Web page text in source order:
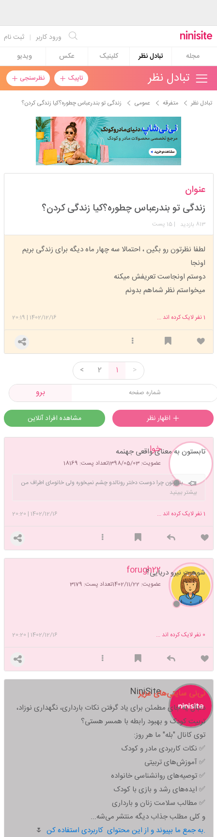
ثبت نام | ورود کاربر
مجله
تبادل نظر کلینیک عکس ویدیو
تاپیک نظرسنجی تبادل نظر
تبادل نظر متفرقه عمومی زندگی تو بندرعباس چطوره؟کیا زندگی کردن؟
عضویت: 1402/11/24 تعداد پست: 279
عنوان
زندگی تو بندرعباس چطوره؟کیا زندگی کردن؟
813 بازدید | 15 پست
لطفا نظرتون رو بگین ، احتمالا سه چهار ماه دیگه برای زندگی بریم
اونجا
دوستم اونجاست تعریفش میکنه
میخواستم نظر شماهم بدونم
1402/12/16
|
20:19 1نفر لایک کرده اند ...
>
1
2
<
برو
مشاهده افراد آنلاین
خوا
عضویت: 1398/05/03 تعداد پست: 18169
تابستون به معنای واقعی جهنمه
بنظرتون چرا دوست دختر رونالدو چشم نمیخوره ولی خانومای اطراف من
فرت فرت چشم‌میخورنبیشتر ببینید
1402/12/16
|
20:20 1نفر لایک کرده اند ...
forugh22
عضویت: 1402/11/22 تعداد پست: 3179
شوهرت نیرو دریایی؟
1402/12/16
|
20:20 0 نفر لایک کرده اند ...
NiniSite
نی‌نی سایتی‌های عزیز
دنبال یه جای مطمئن برای یاد گرفتن نکات بارداری، نگهداری نوزاد،
تربیت کودک و بهبود رابطه با همسر هستی؟
توی کانال "بله" ما هر روز:
✅ نکات کاربردی مادر و کودک
✅ آموزش‌های تربیتی
✅ توصیه‌های روانشناسی خانواده
✅ ایده‌های رشد و بازی با کودک
✅ مطالب سلامت زنان و بارداری
و کلی مطلب جذاب دیگه منتشر می‌شه...
به جمع ما بپیوند و از این محتوای کاربردی استفاده کن.
🌷